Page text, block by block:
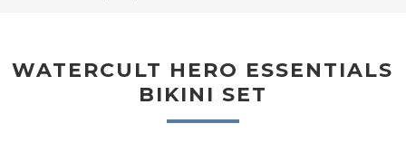
WATERCULT HERO ESSENTIALS
BIKINI SET